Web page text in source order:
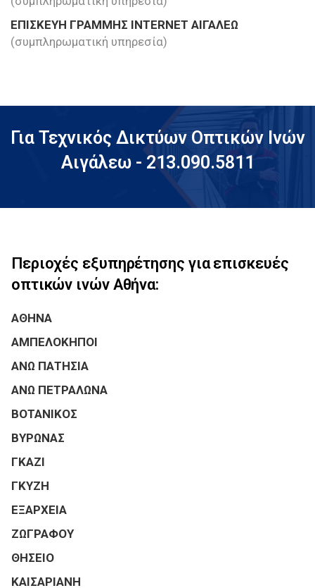
ΕΠΙΣΚΕΥΗ ΓΡΑΜΜΗΣ INTERNET ΑΙΓΑΛΕΩ
(συμπληρωματική υπηρεσία)
Για Τεχνικός Δικτύων Οπτικών Ινών
Αιγάλεω - 213.090.5811
Περιοχές εξυπηρέτησης για επισκευές
οπτικών ινών Αθήνα:
ΑΘΗΝΑ
ΑΜΠΕΛΟΚΗΠΟΙ
ΑΝΩ ΠΑΤΗΣΙΑ
ΑΝΩ ΠΕΤΡΑΛΩΝΑ
ΒΟΤΑΝΙΚΟΣ
ΒΥΡΩΝΑΣ
ΓΚΑΖΙ
ΓΚΥΖΗ
ΕΞΑΡΧΕΙΑ
ΖΩΓΡΑΦΟΥ
ΘΗΣΕΙΟ
ΚΑΙΣΑΡΙΑΝΗ